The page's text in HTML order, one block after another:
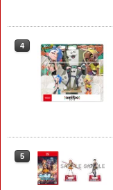
5
5
5
4
5